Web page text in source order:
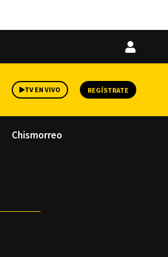
Iniciar
TV EN VIVO REGÍSTRATE
Chismorreo